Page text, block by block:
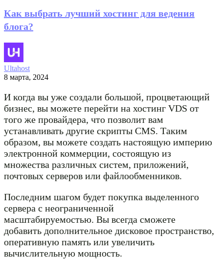
Как выбрать лучший хостинг для ведения
блога?
Ultahost
8 марта, 2024
И когда вы уже создали большой, процветающий
бизнес, вы можете перейти на хостинг VDS от
того же провайдера, что позволит вам
устанавливать другие скрипты CMS. Таким
образом, вы можете создать настоящую империю
электронной коммерции, состоящую из
множества различных систем, приложений,
почтовых серверов или файлообменников.
Последним шагом будет покупка выделенного
сервера с неограниченной
масштабируемостью. Вы всегда сможете
добавить дополнительное дисковое пространство,
оперативную память или увеличить
вычислительную мощность.